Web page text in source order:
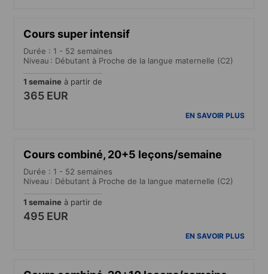
Cours super intensif
Durée : 1 - 52 semaines
Niveau : Débutant à Proche de la langue maternelle (C2)
1 semaine à partir de
365 EUR
EN SAVOIR PLUS
Cours combiné, 20+5 leçons/semaine
Durée : 1 - 52 semaines
Niveau : Débutant à Proche de la langue maternelle (C2)
1 semaine à partir de
495 EUR
EN SAVOIR PLUS